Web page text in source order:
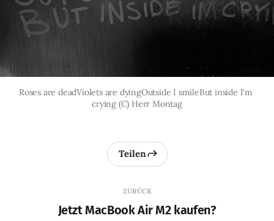
Roses are deadViolets are dyingOutside I smileBut inside I‘m
crying (C) Herr Montag
ZURÜCK
Jetzt MacBook Air M2 kaufen?
Teilen